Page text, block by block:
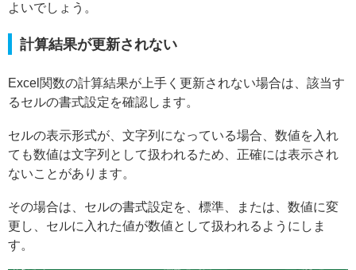
よいでしょう。
計算結果が更新されない
Excel関数の計算結果が上手く更新されない場合は、該当す
るセルの書式設定を確認します。
セルの表示形式が、文字列になっている場合、数値を入れ
ても数値は文字列として扱われるため、正確には表示され
ないことがあります。
その場合は、セルの書式設定を、標準、または、数値に変
更し、セルに入れた値が数値として扱われるようにしま
す。